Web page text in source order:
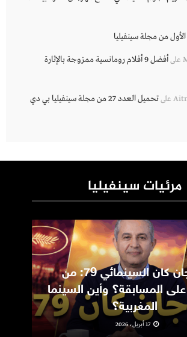
من مجلة سينفيليا
على
أفضل 9 أفلام رومانسية ممزوجة بالإثارة
على
تحميل العدد 27 من مجلة سينفيليا بي دي
مرئيات سينفيليا
مهرجان كان السينمائي 79: من
المسابقة؟ وأين السينما
المغربية؟
17 أبريل، 2026